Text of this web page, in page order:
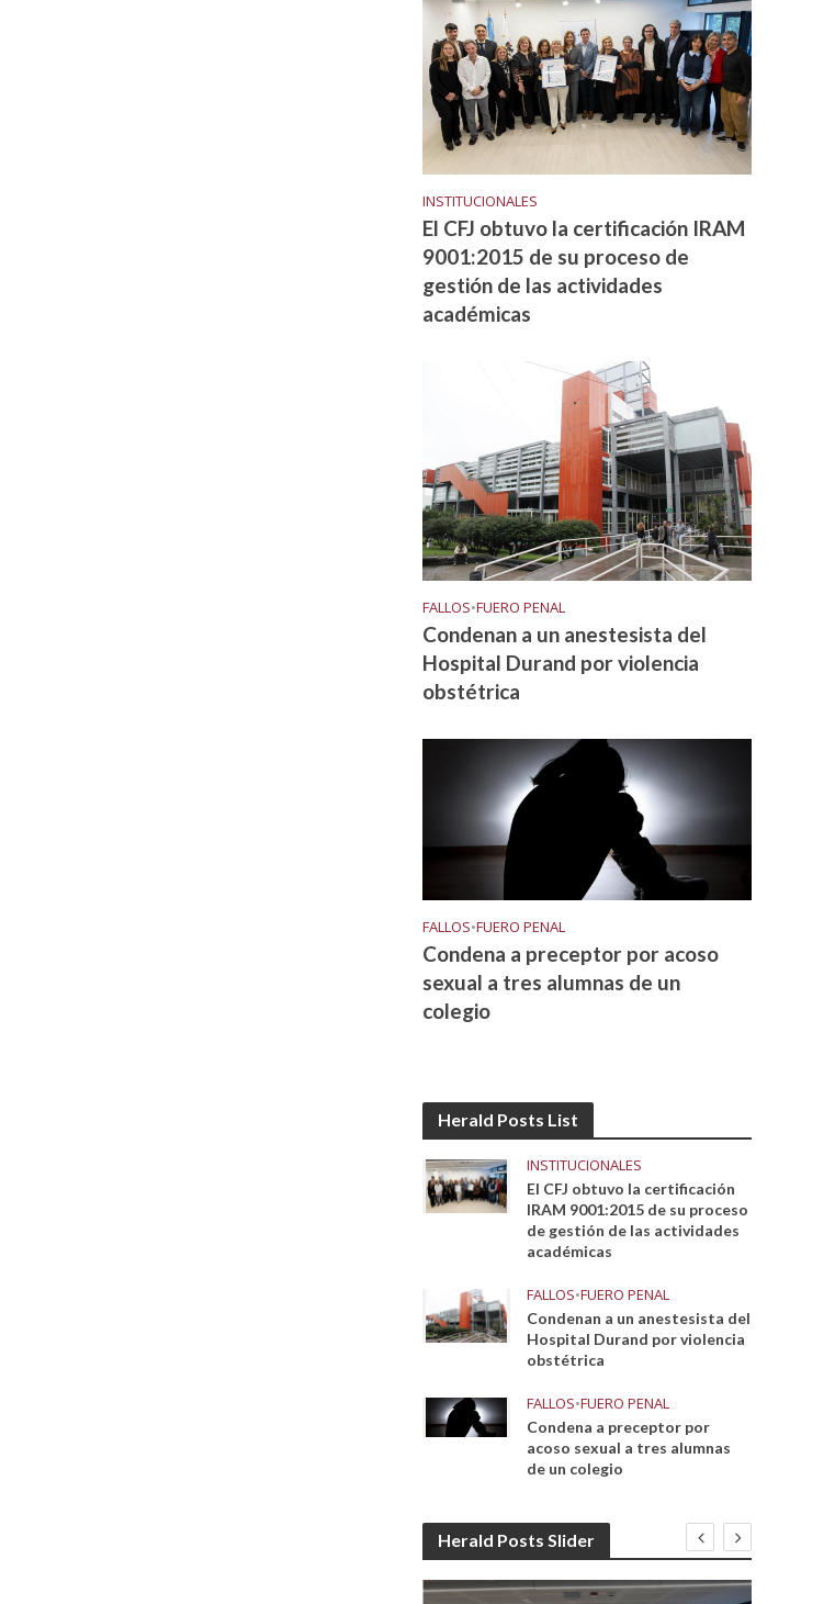
INSTITUCIONALES
El CFJ obtuvo la certificación IRAM
9001:2015 de su proceso de
gestión de las actividades
académicas
FALLOS•FUERO PENAL
Condenan a un anestesista del
Hospital Durand por violencia
obstétrica
FALLOS•FUERO PENAL
Condena a preceptor por acoso
sexual a tres alumnas de un
colegio
Herald Posts List
INSTITUCIONALES
El CFJ obtuvo la certificación
IRAM 9001:2015 de su proceso
de gestión de las actividades
académicas
FALLOS•FUERO PENAL
Condenan a un anestesista del
Hospital Durand por violencia
obstétrica
FALLOS•FUERO PENAL
Condena a preceptor por
acoso sexual a tres alumnas
de un colegio
Herald Posts Slider